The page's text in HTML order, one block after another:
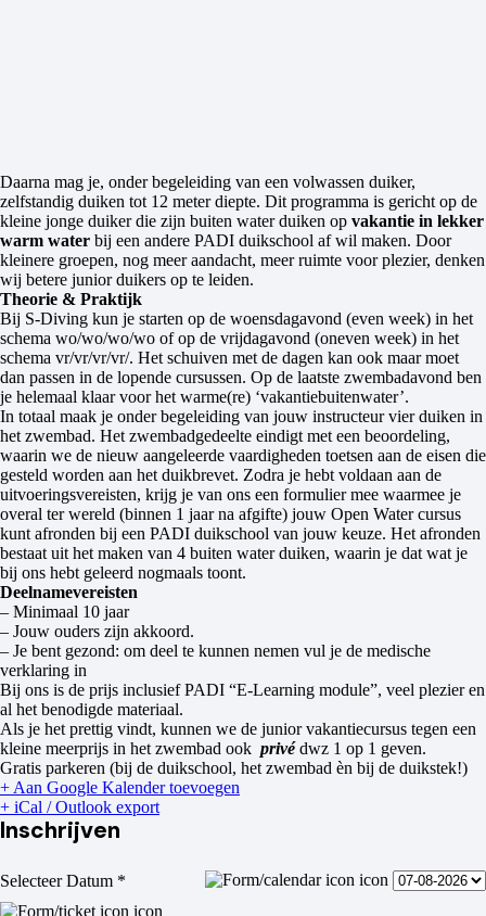
Daarna mag je, onder begeleiding van een volwassen duiker,
zelfstandig duiken tot 12 meter diepte. Dit programma is gericht op de
kleine jonge duiker die zijn buiten water duiken op vakantie in lekker
warm water bij een andere PADI duikschool af wil maken. Door
kleinere groepen, nog meer aandacht, meer ruimte voor plezier, denken
wij betere junior duikers op te leiden.
Theorie & Praktijk
Bij S-Diving kun je starten op de woensdagavond (even week) in het
schema wo/wo/wo/wo of op de vrijdagavond (oneven week) in het
schema vr/vr/vr/vr/. Het schuiven met de dagen kan ook maar moet
dan passen in de lopende cursussen. Op de laatste zwembadavond ben
je helemaal klaar voor het warme(re) ‘vakantiebuitenwater’.
In totaal maak je onder begeleiding van jouw instructeur vier duiken in
het zwembad. Het zwembadgedeelte eindigt met een beoordeling,
waarin we de nieuw aangeleerde vaardigheden toetsen aan de eisen die
gesteld worden aan het duikbrevet. Zodra je hebt voldaan aan de
uitvoeringsvereisten, krijg je van ons een formulier mee waarmee je
overal ter wereld (binnen 1 jaar na afgifte) jouw Open Water cursus
kunt afronden bij een PADI duikschool van jouw keuze. Het afronden
bestaat uit het maken van 4 buiten water duiken, waarin je dat wat je
bij ons hebt geleerd nogmaals toont.
Deelnamevereisten
– Minimaal 10 jaar
– Jouw ouders zijn akkoord.
– Je bent gezond: om deel te kunnen nemen vul je de medische
verklaring in
Bij ons is de prijs inclusief PADI “E-Learning module”, veel plezier en
al het benodigde materiaal.
Als je het prettig vindt, kunnen we de junior vakantiecursus tegen een
kleine meerprijs in het zwembad ook privé dwz 1 op 1 geven.
Gratis parkeren (bij de duikschool, het zwembad èn bij de duikstek!)
+ Aan Google Kalender toevoegen
+ iCal / Outlook export
Inschrijven
Selecteer Datum *